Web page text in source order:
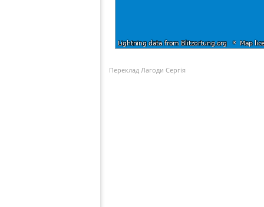
Переклад Лагоди Сергія